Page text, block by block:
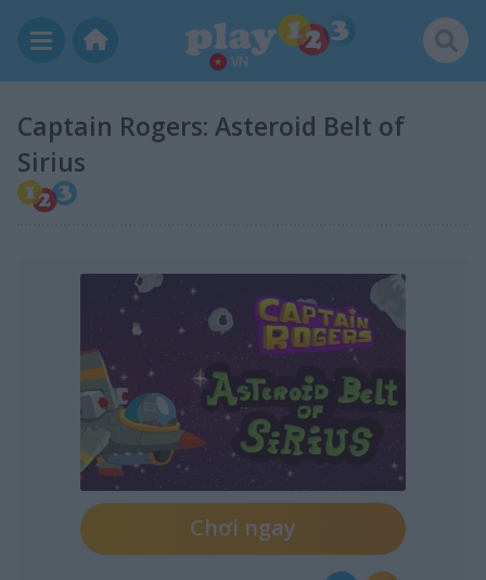
VN
Captain Rogers: Asteroid Belt of
Sirius
Chơi ngay